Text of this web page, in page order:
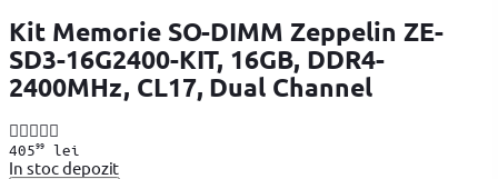
Kit Memorie SO-DIMM Zeppelin ZE-
SD3-16G2400-KIT, 16GB, DDR4-
2400MHz, CL17, Dual Channel
40599lei
In stoc depozit